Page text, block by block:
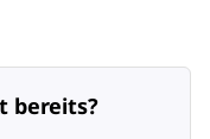
bereits?